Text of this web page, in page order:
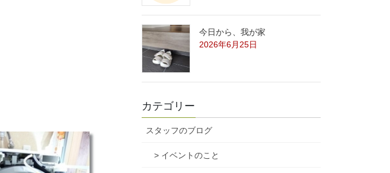
今日から、我が家
2026年6月25日
カテゴリー
スタッフのブログ
> イベントのこと